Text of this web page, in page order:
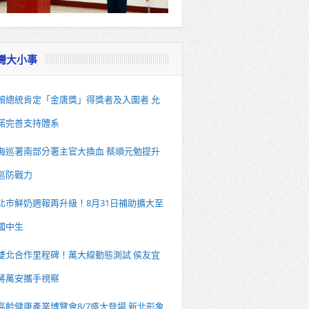
大小事
總統肯定「金唐獎」得獎者及入圍者 允
完善支持體系
巡署南部分署主官大換血 蔡順元勉提升
防戰力
市鮮奶週報再升級！8月31日補助擴大至
中生
北合作里程碑！萬大線動態測試 侯友宜
萬安攜手視察
齡健康產業博覽會8/7盛大登場 新北形象